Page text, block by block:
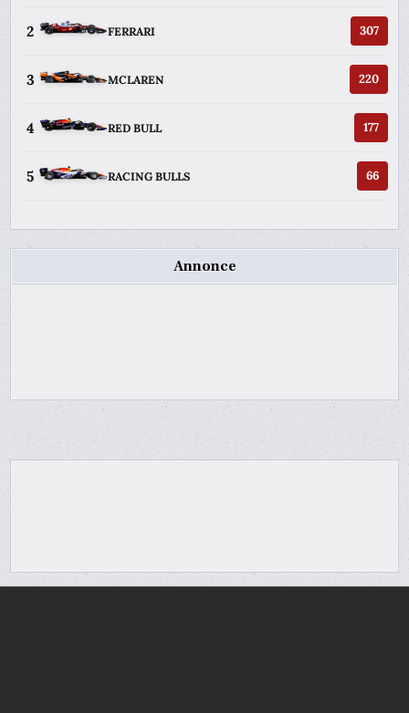
2 FERRARI 307
3 MCLAREN 220
4 RED BULL 177
5 RACING BULLS 66
Annonce